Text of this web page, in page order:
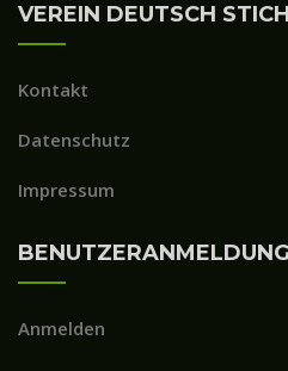
VEREIN DEUTSCH
Kontakt
Datenschutz
Impressum
BENUTZERANMELDUNG
Anmelden